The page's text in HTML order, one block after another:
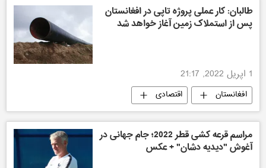
طالبان: کار عملی پروژه تاپی در افغانستان
پس از استملاک زمین‌ آغاز خواهد شد
1 اپریل 2022, 21:17
افغانستان اقتصادی
مراسم قرعه کشی قطر 2022؛ جام جهانی در
آغوش "دیدیه دشان" + عکس